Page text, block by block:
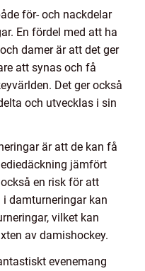
för- och nackdelar
En fördel med att ha
damer är att det ger
att synas och få
Det ger också
och utvecklas i sin
är att de kan få
jämfört
en risk för att
i damturneringar kan
vilket kan
av damishockey.
evenemang